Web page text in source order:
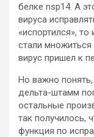
белке nsp14. А
вируса
«испортился»,
стали
вирус пришел к
Но важно
дельта-штамм
остальные
так получилось,
функция по